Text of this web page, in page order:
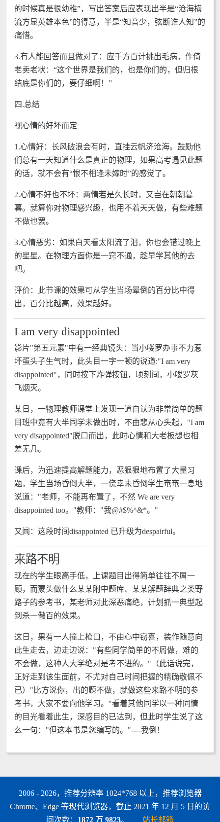
的时候真是很幼稚”，写出答案后应表现出半是“沧海横
流方显英雄本色”的得意，半是“知音少，弦断谁人知”的
痛惜。
3.有人能回答而且做对了：应千方百计挑出毛病，作倚
老卖老状：“这个世界是我们的，也是你们的，但归根
结底是你们的，要仔细啊！”
四.总结
视心情的好坏而定
1.心情好：长风破浪会有时，直挂云帆济沧海。鼓励他
们总有一天知道什么是真正的物理，如果高考遇见此题
的话，就不会有“恨不相逢未嫁时”的感觉了。
2.心情不好也不坏：两情若是久长时，又岂在朝朝暮
暮。就算你对物理感兴趣，也用不着天天做，有些难题
不做也罢。
3.心情恶劣：如果白天看太阳流了泪，你也会错过晚上
的星星。在物理方面你是一窍不通，趁早学其他的去
吧。
评价：此节课的效果可从学生当场晕倒的百分比中得
出，百分比越高，效果越好。
I am very disappointed
影片"第五元素"中有一经典镜头：当小喽罗办事不力惹
坏蛋头子生气时，此头目一字一顿的说道:"I am very
disappointed"，同时按下炸弹按钮，顷刻间，小喽罗灰
飞烟灭。
某日，一物理教师课堂上发现一道自认为非常简单的题
目班中竟有大半同学未做出时，不由悲从心头起，"I am
very disappointed"脱口而出，此时心情和大老板想也相
差无几。
课后，为迅速提高解题能力，恶狠狠地布置了大量习
题，学生当场昏倒大半，一侥幸未昏倒学生奄奄一息地
说道："老师，不能再布置了，不然 We are very
disappointed too。"教师："我@#$%^&*。"
又闻：这段时间disappointed 已升级为despairful。
来路不明
现在的学生眼高手低，上课题目出得简单往往不屑一
顾，而蒙头做什么某某附中题库、某某解题辞典之类野
路子的参考书，某老师对此深恶痛绝，计划抓一典型起
到杀一儆百的效果。
这日，果有一人撞上枪口，不由心中窃喜，装作随意向
此生走去，边走边说："有些同学简单的不屑做，难的
不会做，这种人大学绝对是考不进的。"（此话说完，
正好走到该生面前，不尤对自己时间把握的精确敬佩不
已）"比方说你，出的题不做，就做这些来路不明的参
考书，大家不要向他学习。"看着其他同学以一种同情
的目光看着此生，深感目的已达到，但此时学生说了这
么一句："但这本书是您编写的。"----我倒！
2006 - 2026，推荐分辨率 1024*768 以上，推荐浏览器
Chrome、Edge 等现代浏览器，截止 2021 年 12 月 5 日的访
问次数： 1872 万 9823。 站长邮箱